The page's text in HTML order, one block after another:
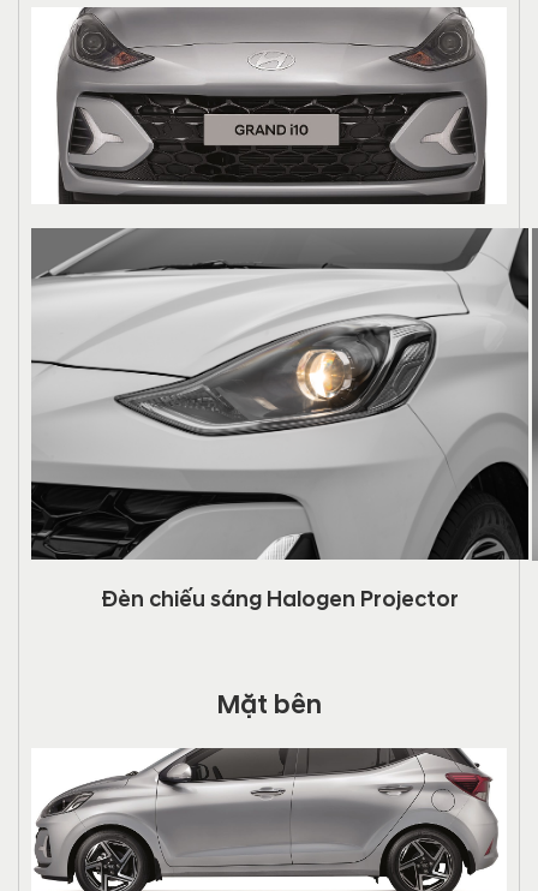
Đèn chiếu sáng Halogen Projector
Mặt bên